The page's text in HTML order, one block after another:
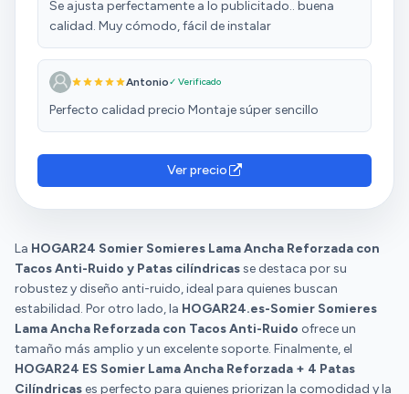
Se ajusta perfectamente a lo publicitado.. buena
calidad. Muy cómodo, fácil de instalar
Antonio✓ Verificado
Perfecto calidad precio Montaje súper sencillo
Ver precio
La HOGAR24 Somier Somieres Lama Ancha Reforzada con
Tacos Anti-Ruido y Patas cilíndricasse destaca por su
robustez y diseño anti-ruido, ideal para quienes buscan
estabilidad. Por otro lado, la HOGAR24.es-Somier Somieres
Lama Ancha Reforzada con Tacos Anti-Ruido ofrece un
tamaño más amplio y un excelente soporte. Finalmente, el
HOGAR24 ES Somier Lama Ancha Reforzada + 4 Patas
Cilíndricas es perfecto para quienes priorizan la comodidad y la